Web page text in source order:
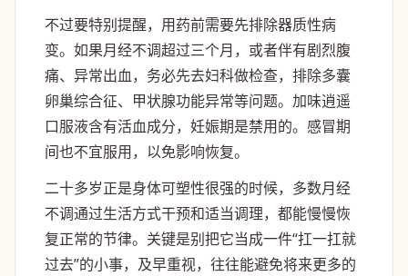
不过要特别提醒，用药前需要先排除器质性病
变。如果月经不调超过三个月，或者伴有剧烈腹
痛、异常出血，务必先去妇科做检查，排除多囊
卵巢综合征、甲状腺功能异常等问题。加味逍遥
口服液含有活血成分，妊娠期是禁用的。感冒期
间也不宜服用，以免影响恢复。
二十多岁正是身体可塑性很强的时候，多数月经
不调通过生活方式干预和适当调理，都能慢慢恢
复正常的节律。关键是别把它当成一件“扛一扛就
过去”的小事，及早重视，往往能避免将来更多的